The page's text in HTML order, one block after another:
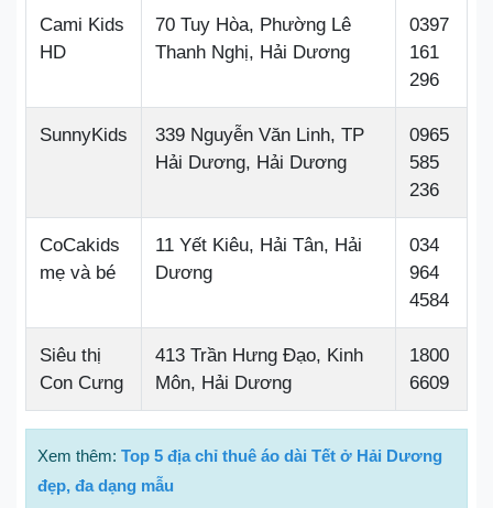
Cami Kids
HD
70 Tuy Hòa, Phường Lê
Thanh Nghị, Hải Dương
0397
161
296
SunnyKids
339 Nguyễn Văn Linh, TP
Hải Dương, Hải Dương
0965
585
236
CoCakids
mẹ và bé
11 Yết Kiêu, Hải Tân, Hải
Dương
034
964
4584
Siêu thị
Con Cưng
413 Trần Hưng Đạo, Kinh
Môn, Hải Dương
1800
6609
Xem thêm: Top 5 địa chỉ thuê áo dài Tết ở Hải Dương
đẹp, đa dạng mẫu